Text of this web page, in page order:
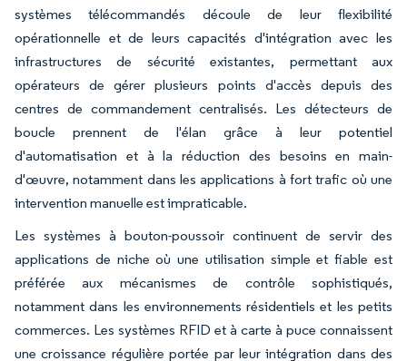
systèmes télécommandés découle de leur flexibilité
opérationnelle et de leurs capacités d'intégration avec les
infrastructures de sécurité existantes, permettant aux
opérateurs de gérer plusieurs points d'accès depuis des
centres de commandement centralisés. Les détecteurs de
boucle prennent de l'élan grâce à leur potentiel
d'automatisation et à la réduction des besoins en main-
d'œuvre, notamment dans les applications à fort trafic où une
intervention manuelle est impraticable.
Les systèmes à bouton-poussoir continuent de servir des
applications de niche où une utilisation simple et fiable est
préférée aux mécanismes de contrôle sophistiqués,
notamment dans les environnements résidentiels et les petits
commerces. Les systèmes RFID et à carte à puce connaissent
une croissance régulière portée par leur intégration dans des